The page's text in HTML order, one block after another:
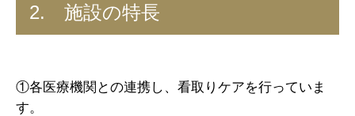
2. 施設の特長
①各医療機関との連携し、看取りケアを行っていま
す。